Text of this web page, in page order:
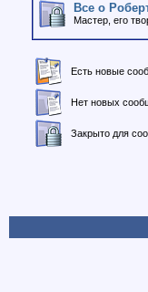
Все о
Мастер, его
Есть новые
Нет новых
Закрыто для